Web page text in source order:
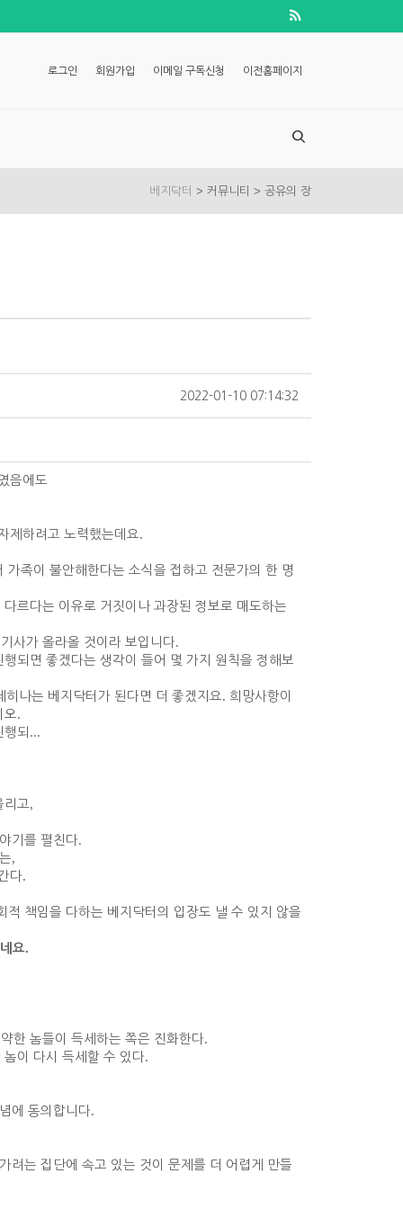
로그인 회원가입 이메일 구독신청 이전홈페이지
베지닥터 > 커뮤니티 > 공유의 장
2022-01-10 07:14:32
음에도
제하려고 노력했는데요.
족이 불안해한다는 소식을 접하고 전문가의 한 명
다르다는 이유로 거짓이나 과장된 정보로 매도하는
사가 올라올 것이라 보입니다.
되면 좋겠다는 생각이 들어 몇 가지 원칙을 정해보
나는 베지닥터가 된다면 더 좋겠지요. 희망사항이
오.
되 ...
리고,
기를 펼친다.
,
다.
적 책임을 다하는 베지닥터의 입장도 낼 수 있지 않을
요.
한 놈들이 득세하는 쪽은 진화한다.
이 다시 득세할 수 있다.
에 동의합니다.
려는 집단에 속고 있는 것이 문제를 더 어렵게 만들